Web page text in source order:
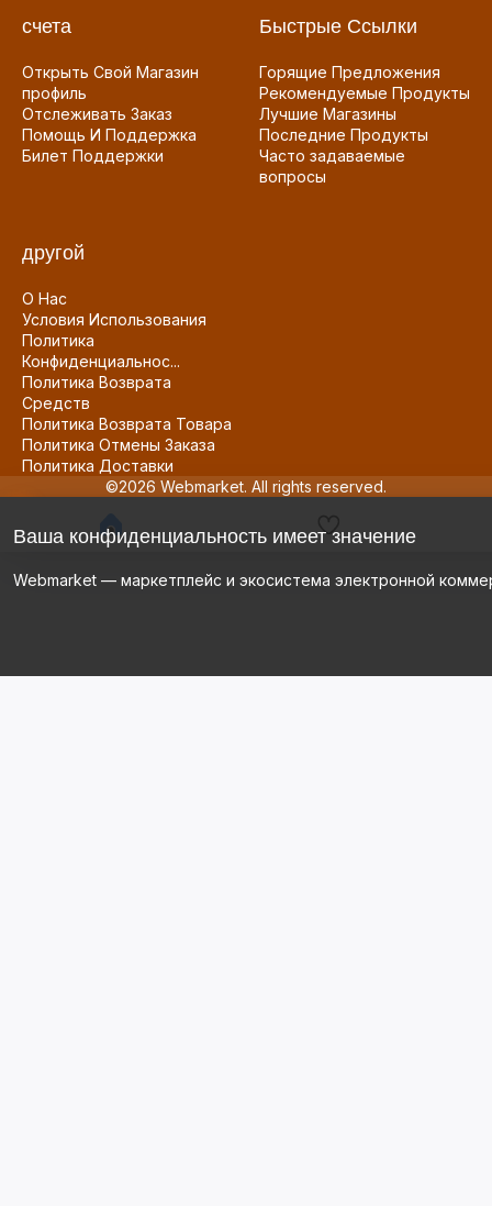
счета
Открыть Свой Магазин
профиль
Отслеживать Заказ
Помощь И Поддержка
Билет Поддержки
Быстрые Ссылки
Горящие Предложения
Рекомендуемые Продукты
Лучшие Магазины
Последние Продукты
Часто задаваемые
вопросы
другой
О Нас
Условия Использования
Политика
Конфиденциальнос...
Политика Возврата
Средств
Политика Возврата Товара
Политика Отмены Заказа
Политика Доставки
©2026 Webmarket. All rights reserved.
Ваша конфиденциальность имеет значение
Webmarket — маркетплейс и экосистема электронной